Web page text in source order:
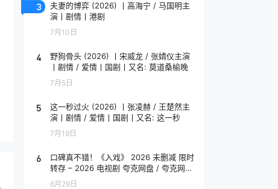
3
夫妻的博弈 (2026) 丨高海宁 / 马国明主
演丨剧情丨港剧
7月10日
4
野狗骨头 (2026) 丨宋威龙 / 张婧仪主演
丨剧情 / 爱情丨国剧丨又名: 莫道桑榆晚
7月5日
5
这一秒过火 (2026) 丨张凌赫 / 王楚然主
演丨剧情 / 爱情丨国剧丨又名: 这一秒
7月19日
6
口碑真不错！《入戏》 2026 未删减 限时
转存 – 2026 电视剧 夸克网盘 / 夸克网盘
高清转存
6月29日